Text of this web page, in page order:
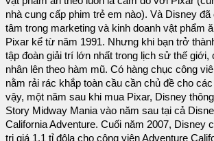
nhà cung cấp phim trẻ em nào). Và Disney đã
tâm trong marketing và kinh doanh vật phẩm
Pixar kể từ năm 1991. Nhưng khi bạn trở
tập đoàn giải trí lớn nhất trong lịch sử thế
nhân lên theo hàm mũ. Có hàng chục công
nằm rải rác khắp toàn cầu cần chủ đề cho
vậy, một năm sau khi mua Pixar, Disney
Story Midway Mania vào năm sau tại cả
California Adventure. Cuối năm 2007, Disney
trị giá 1,1 tỉ đôla cho công viên Adventure